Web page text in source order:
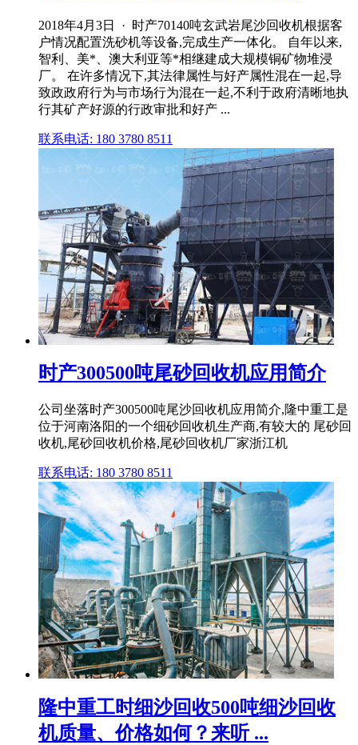
2018年4月3日 · 时产70140吨玄武岩尾沙回收机根据客
户情况配置洗砂机等设备,完成生产一体化。 自年以来,
智利、美*、澳大利亚等*相继建成大规模铜矿物堆浸
厂。 在许多情况下,其法律属性与好产属性混在一起,导
致政政府行为与市场行为混在一起,不利于政府清晰地执
行其矿产好源的行政审批和好产 ...
联系电话: 180 3780 8511
时产300500吨尾砂回收机应用简介
公司坐落时产300500吨尾沙回收机应用简介,隆中重工是
位于河南洛阳的一个细砂回收机生产商,有较大的 尾砂回
收机,尾砂回收机价格,尾砂回收机厂家浙江机
联系电话: 180 3780 8511
隆中重工时细沙回收500吨细沙回收
机质量、价格如何？来听 ...